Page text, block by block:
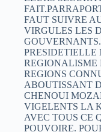
FAUT SUIVRE
VIRGULES LES
PRESIDETIELLE
REGIONALISME
REGIONS
ABOUTISSANT
CHENOUI
VIGELENTS LA
AVEC TOUS CE
POUVOIRE.